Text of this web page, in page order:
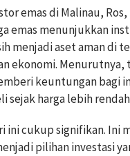
emas di Malinau,
emas menunjukkan
menjadi aset aman di
ekonomi. Menurutnya,
keuntungan bagi
sejak harga lebih
ini cukup signifikan. Ini
pilihan investasi